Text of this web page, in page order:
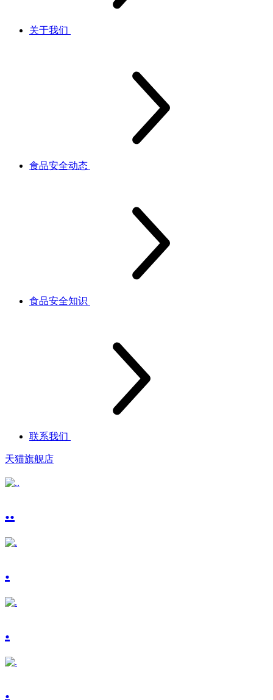
关于我们
食品安全动态
食品安全知识
联系我们
天猫旗舰店
..
.
.
.